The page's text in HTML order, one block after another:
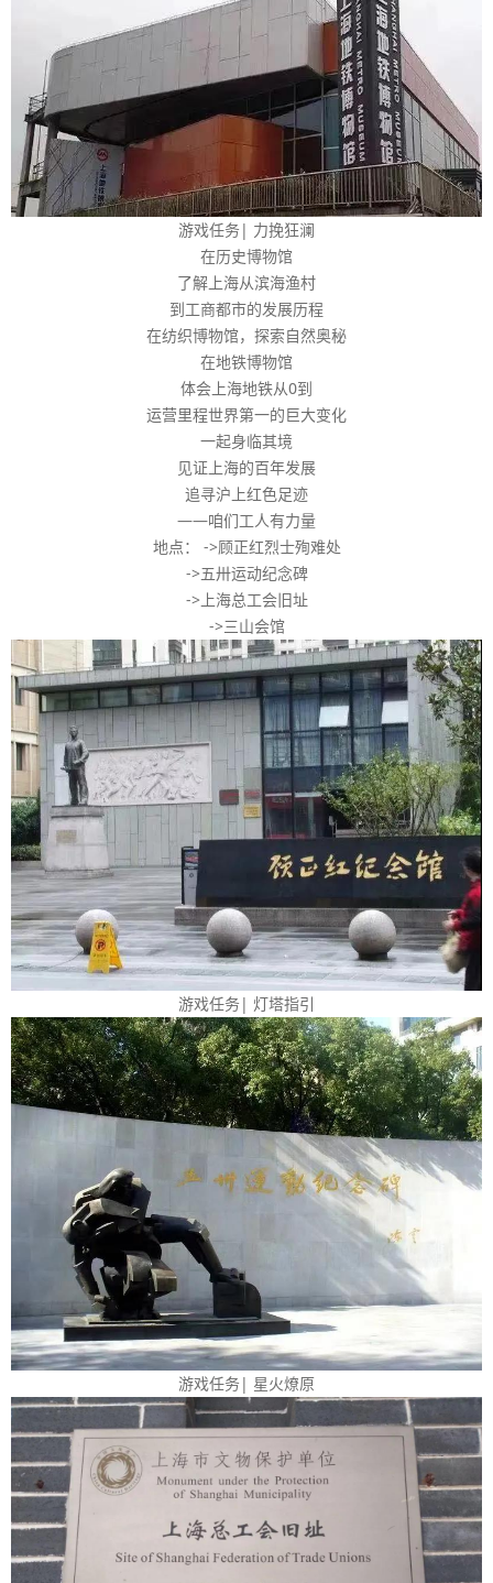
游戏任务| 力挽狂澜
在历史博物馆
了解上海从滨海渔村
到工商都市的发展历程
在纺织博物馆，探索自然奥秘
在地铁博物馆
体会上海地铁从0到
运营里程世界第一的巨大变化
一起身临其境
见证上海的百年发展
追寻沪上红色足迹
——咱们工人有力量
地点： ->顾正红烈士殉难处
->五卅运动纪念碑
->上海总工会旧址
->三山会馆
游戏任务| 灯塔指引
游戏任务| 星火燎原